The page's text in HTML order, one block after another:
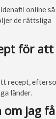
online
de rättsliga
för att
recept,
länder.
om jag